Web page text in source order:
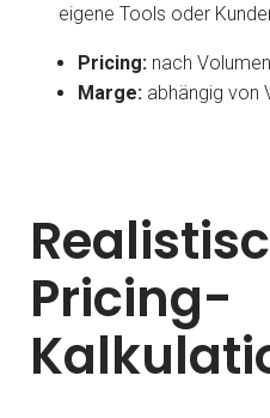
eigene Tools oder
Pricing: nach
Marge: abhängig von
Pricing-